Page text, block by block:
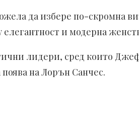
да избере по-скромна
и модерна
лидери, сред които
на Лорън Санчес.